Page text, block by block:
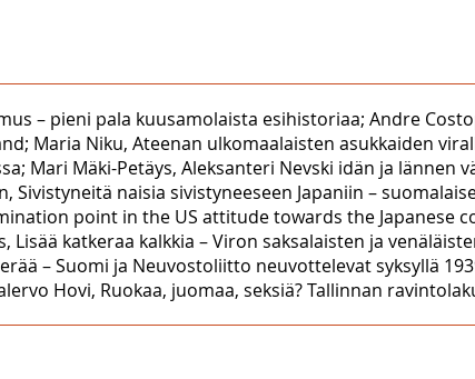
– pieni pala kuusamolaista esihistoriaa; Andre
Maria Niku, Ateenan ulkomaalaisten asukkaiden
Mari Mäki-Petäys, Aleksanteri Nevski idän ja lännen
Sivistyneitä naisia sivistyneeseen Japaniin –
point in the US attitude towards the Japanese
katkeraa kalkkia – Viron saksalaisten ja
– Suomi ja Neuvostoliitto neuvottelevat syksyllä
Hovi, Ruokaa, juomaa, seksiä? Tallinnan